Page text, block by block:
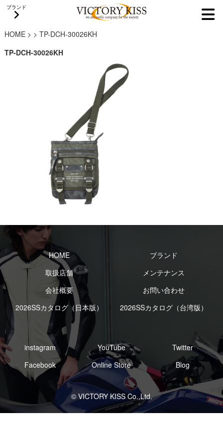
ブランド
HOME> > TP-DCH-30026KH
TP-DCH-30026KH
HOME
ブランド
取扱店舗
メンテナンス
会社概要
お問い合わせ
2026SSカタログ（日本版）
2026SSカタログ（台湾版）
instagram YouTube
Twitter
Facebook
Online Store Blog
© VICTORY KISS Co.,Ltd.